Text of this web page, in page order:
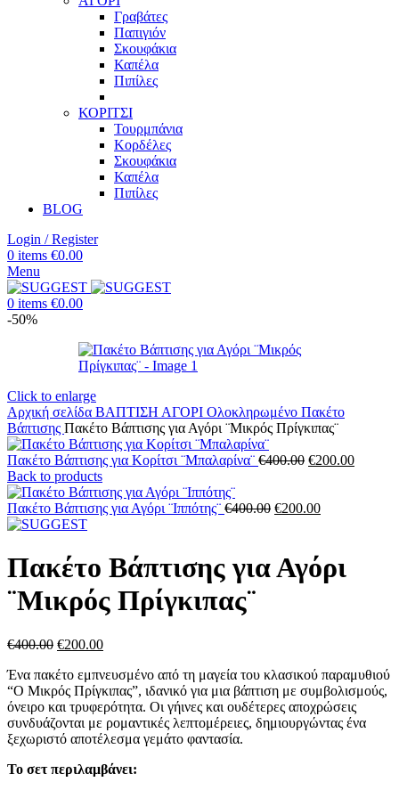
Γραβάτες
Παπιγιόν
Σκουφάκια
Καπέλα
Πιπίλες
ΚΟΡΙΤΣΙ
Τουρμπάνια
Κορδέλες
Σκουφάκια
Καπέλα
Πιπίλες
BLOG
Login / Register
0 items €0.00
Menu
0 items €0.00
-50%
Click to enlarge
Αρχική σελίδα ΒΑΠΤΙΣΗ ΑΓΟΡΙ Ολοκληρωμένο Πακέτο
Βάπτισης Πακέτο Βάπτισης για Αγόρι ¨Μικρός Πρίγκιπας¨
Πακέτο Βάπτισης για Κορίτσι ¨Μπαλαρίνα¨ €400.00 Original
€400.00.
€200.00Η
Back to products
Πακέτο Βάπτισης για Αγόρι ¨Ιππότης¨ €400.00 Original
€400.00.
€200.00Η
€200.00.
Πακέτο Βάπτισης για Αγόρι
¨Μικρός Πρίγκιπας¨
€400.00 Original
was:
€400.00.
€200.00Η
τιμή
είναι:
€200.00.
Ένα πακέτο εμπνευσμένο από τη μαγεία του κλασικού παραμυθιού
“Ο Μικρός Πρίγκιπας”, ιδανικό για μια βάπτιση με συμβολισμούς,
όνειρο και τρυφερότητα. Οι γήινες και ουδέτερες αποχρώσεις
συνδυάζονται με ρομαντικές λεπτομέρειες, δημιουργώντας ένα
ξεχωριστό αποτέλεσμα γεμάτο φαντασία.
Το σετ περιλαμβάνει: